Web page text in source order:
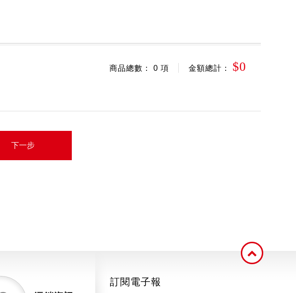
商品總數： 0 項 金額總計： $0
下一步
訂閱電子報